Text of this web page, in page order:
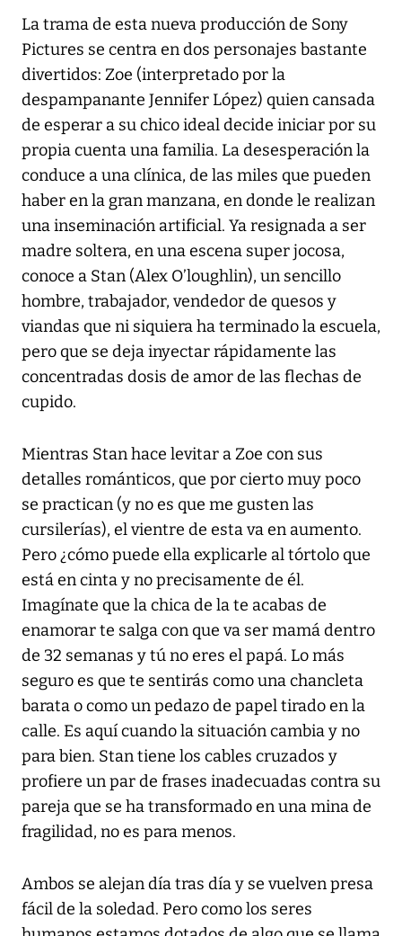
La trama de esta nueva producción de Sony
Pictures se centra en dos personajes bastante
divertidos: Zoe (interpretado por la
despampanante Jennifer López) quien cansada
de esperar a su chico ideal decide iniciar por su
propia cuenta una familia. La desesperación la
conduce a una clínica, de las miles que pueden
haber en la gran manzana, en donde le realizan
una inseminación artificial. Ya resignada a ser
madre soltera, en una escena super jocosa,
conoce a Stan (Alex O’loughlin), un sencillo
hombre, trabajador, vendedor de quesos y
viandas que ni siquiera ha terminado la escuela,
pero que se deja inyectar rápidamente las
concentradas dosis de amor de las flechas de
cupido.
Mientras Stan hace levitar a Zoe con sus
detalles románticos, que por cierto muy poco
se practican (y no es que me gusten las
cursilerías), el vientre de esta va en aumento.
Pero ¿cómo puede ella explicarle al tórtolo que
está en cinta y no precisamente de él.
Imagínate que la chica de la te acabas de
enamorar te salga con que va ser mamá dentro
de 32 semanas y tú no eres el papá. Lo más
seguro es que te sentirás como una chancleta
barata o como un pedazo de papel tirado en la
calle. Es aquí cuando la situación cambia y no
para bien. Stan tiene los cables cruzados y
profiere un par de frases inadecuadas contra su
pareja que se ha transformado en una mina de
fragilidad, no es para menos.
Ambos se alejan día tras día y se vuelven presa
fácil de la soledad. Pero como los seres